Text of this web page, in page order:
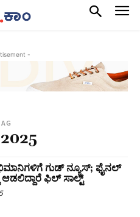
-
ಗುಡ್ ನ್ಯೂಸ್; ಫೈನಲ್‌
ಆಡಲಿದ್ದಾರೆ ಫಿಲ್ ಸಾಲ್ಟ್